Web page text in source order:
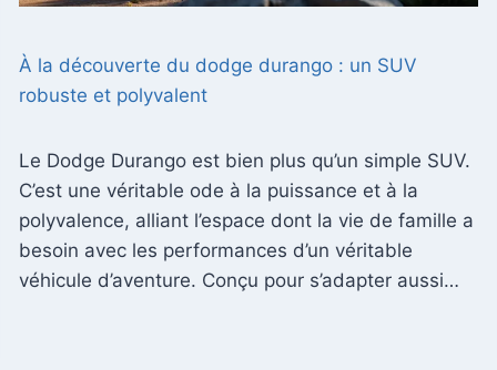
À la découverte du dodge durango : un SUV
robuste et polyvalent
Le Dodge Durango est bien plus qu’un simple SUV.
C’est une véritable ode à la puissance et à la
polyvalence, alliant l’espace dont la vie de famille a
besoin avec les performances d’un véritable
véhicule d’aventure. Conçu pour s’adapter aussi…